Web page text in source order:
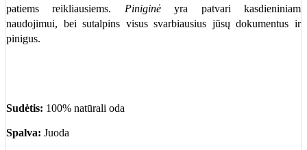
patiems reikliausiems. Piniginėyra patvari kasdieniniam
naudojimui, bei sutalpins visus svarbiausius jūsų dokumentus ir
pinigus.
Sudėtis: 100% natūrali oda
Spalva: Juoda